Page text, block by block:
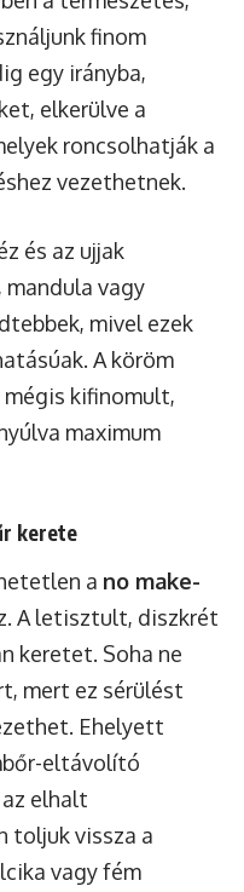
finom
egy irányba,
elkerülve a
roncsolhatják a
vezethetnek.
és az ujjak
vagy
mivel ezek
A köröm
mégis kifinomult,
maximum
kerete
a no make-
A letisztult, diszkrét
keretet. Soha ne
mert ez sérülést
Ehelyett
eltávolító
elhalt
toljuk vissza a
vagy fém